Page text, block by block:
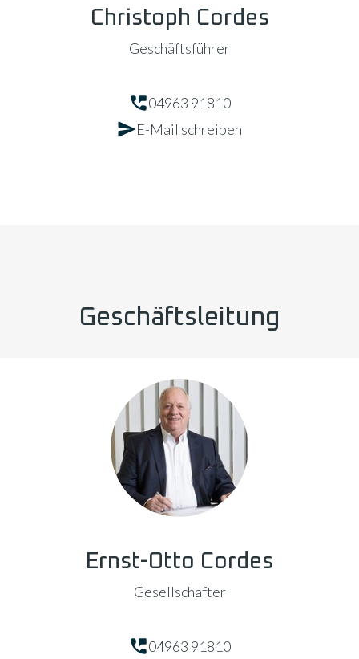
Christoph Cordes
Geschäftsführer
04963 91810
E-Mail schreiben
Geschäftsleitung
Ernst-Otto Cordes
Gesellschafter
04963 91810